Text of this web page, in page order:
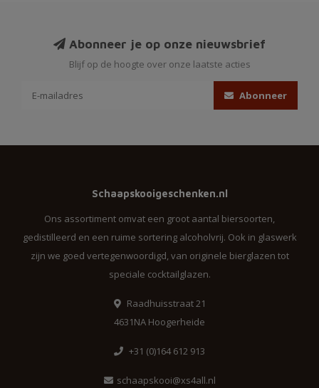
Abonneer je op onze nieuwsbrief
Blijf op de hoogte over onze laatste acties
Abonneer
Schaapskooigeschenken.nl
Ons assortiment omvat een groot aantal biersoorten,
gedistilleerd en een ruime sortering alcoholvrij. Ook in glaswerk
zijn we goed vertegenwoordigd, van originele bierglazen tot
speciale cocktailglazen.
Raadhuisstraat 21
4631NA Hoogerheide
+31 (0)164 612 913
schaapskooi@xs4all.nl